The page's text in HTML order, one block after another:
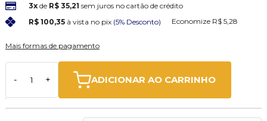
3xde R$ 35,21 sem juros no cartão de crédito
R$ 100,35 à vista no pix (5% Desconto) Economize R$ 5,28
Mais formas de pagamento
- + ADICIONAR AO CARRINHO